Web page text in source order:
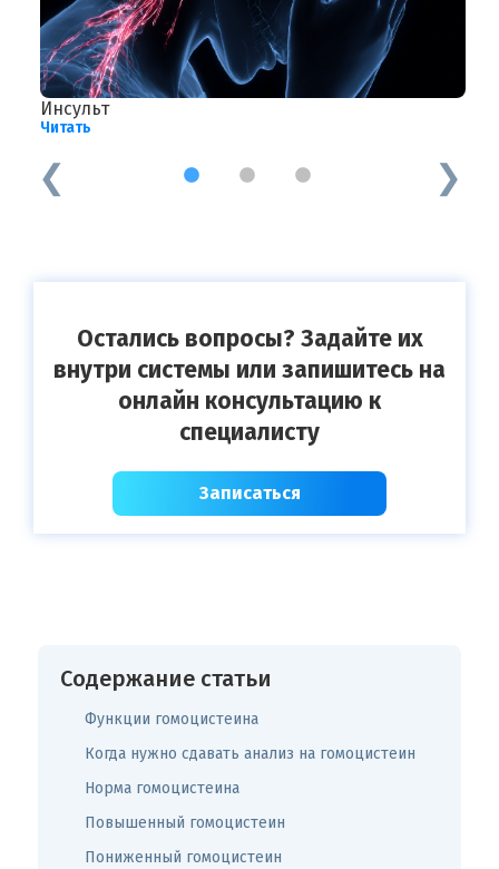
Инсульт
Читать
1 2 3
Остались вопросы? Задайте их
внутри системы или запишитесь на
онлайн консультацию к
специалисту
Записаться
Содержание статьи
Функции гомоцистеина
Когда нужно сдавать анализ на гомоцистеин
Норма гомоцистеина
Повышенный гомоцистеин
Пониженный гомоцистеин